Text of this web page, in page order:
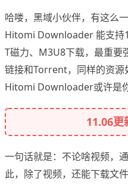
哈喽，黑域小伙伴，有这么
Hitomi Downloader 能支持
T磁力、M3U8下载，最重要
链接和Torrent，同样的资源
Hitomi Downloader或许是你
11.06更
一句话就是：不论啥视频，
此，除了视频，还能下载文